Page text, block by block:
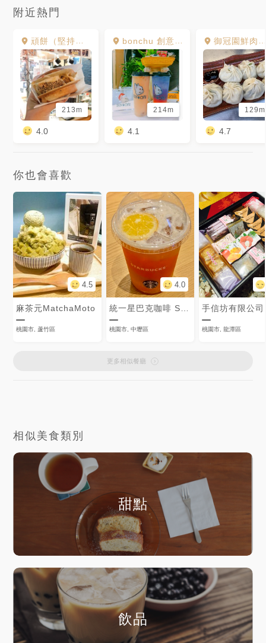
附近熱門
頑餅（堅持爆料車輪餅）
213m
4.0
bonchu 創意鮮果茶飲
214m
4.1
御冠園鮮肉湯包
129m
4.7
你也會喜歡
4.5
麻茶元MatchaMoto
桃園市, 蘆竹區
4.0
統一星巴克咖啡 Starbucks Coffee
桃園市, 中壢區
手信坊有限公司
桃園市, 龍潭區
更多相似餐廳
相似美食類別
甜點
飲品